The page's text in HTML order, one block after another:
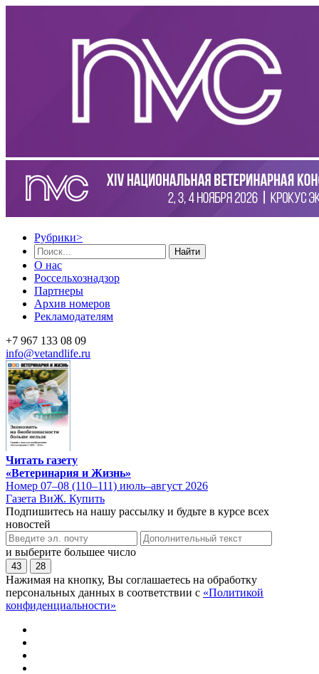
Рубрики>
Найти
О нас
Россельхознадзор
Партнеры
Архив номеров
Рекламодателям
+7 967 133 08 09
info@vetandlife.ru
Читать газету
«Ветеринария и Жизнь»
Номер 07–08 (110–111) июль–август 2026
Газета ВиЖ. Купить
Подпишитесь на нашу рассылку и будьте в курсе всех
новостей
и выберите большее число
43 28
Нажимая на кнопку, Вы соглашаетесь на обработку
персональных данных в соответствии с «Политикой
конфиденциальности»